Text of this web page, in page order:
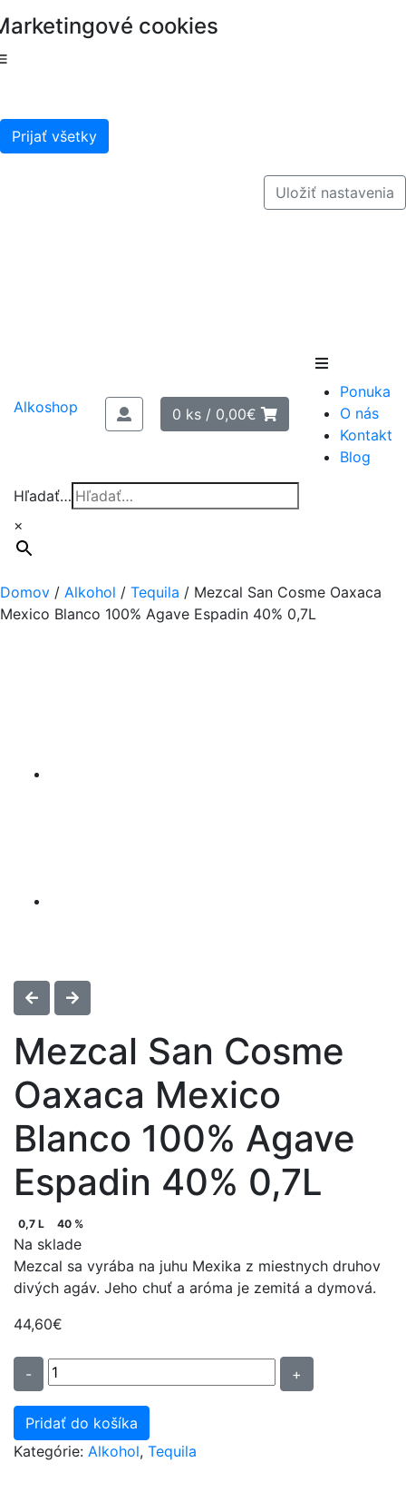
cookies
Prijať všetky
Uložiť nastavenia
content
Alkoshop 0 ks / 0,00€
Ponuka
O nás
Kontakt
Blog
Hľadať…
×
Domov / Alkohol / Tequila / Mezcal San Cosme Oaxaca
Mexico Blanco 100% Agave Espadin 40% 0,7L
Mezcal San Cosme
Oaxaca Mexico
Blanco 100% Agave
Espadin 40% 0,7L
0,7 L 40 %
Na sklade
Mezcal sa vyrába na juhu Mexika z miestnych druhov
divých agáv. Jeho chuť a aróma je zemitá a dymová.
44,60€
-
množstvo
Mezcal
San
Cosme
Oaxaca
+
Pridať do košíka
Kategórie: Alkohol, Tequila